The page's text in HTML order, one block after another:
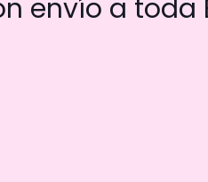
envío a toda